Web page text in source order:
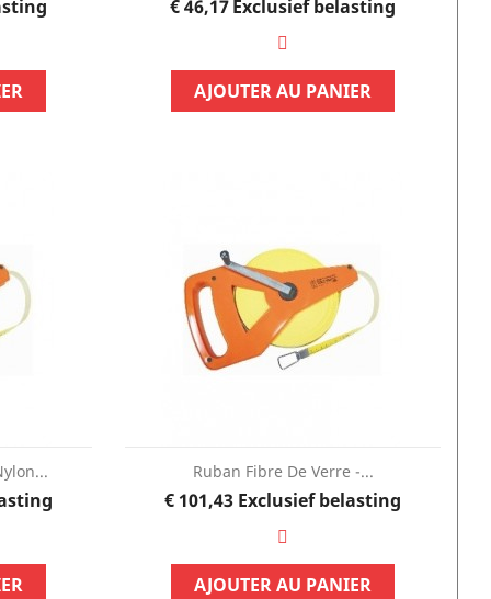
Prijs
€ 46,17Exclusief belasting
AJOUTER AU PANIER
Ruban Fibre De Verre -...
Prijs
€ 101,43 Exclusief belasting
AJOUTER AU PANIER